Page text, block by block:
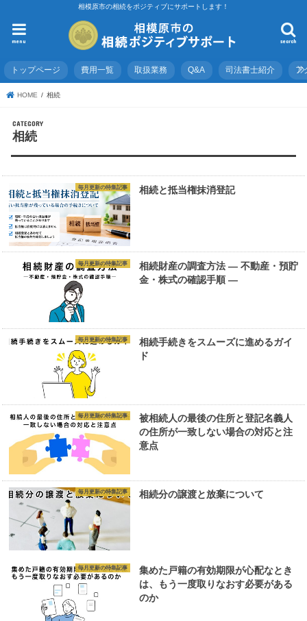
相模原市の相続をポジティブにサポートします！
search
menu
トップページ 費用一覧 取扱業務 Q&A 司法書士紹介 ア
HOME 相続
相続
毎月更新の特集記事 相続と抵当権抹消登記
毎月更新の特集記事
相続財産の調査方法 ― 不動産・預貯
金・株式の確認手順 ―
毎月更新の特集記事
相続手続きをスムーズに進めるガイ
ド
毎月更新の特集記事
被相続人の最後の住所と登記名義人
の住所が一致しない場合の対応と注
意点
毎月更新の特集記事 相続分の譲渡と放棄について
毎月更新の特集記事
集めた戸籍の有効期限が心配なとき
は、もう一度取りなおす必要がある
のか